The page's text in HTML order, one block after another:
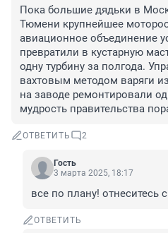
Пока большие дядьки в
Тюмени крупнейшее
авиационное объединение
превратили в кустарную
одну турбину за полгода.
вахтовым методом варяги
на заводе ремонтировали
мудрость правительства
ОТВЕТИТЬ 2
Гость
3 марта 2025, 18:17
все по плану! отнеситесь
ОТВЕТИТЬ